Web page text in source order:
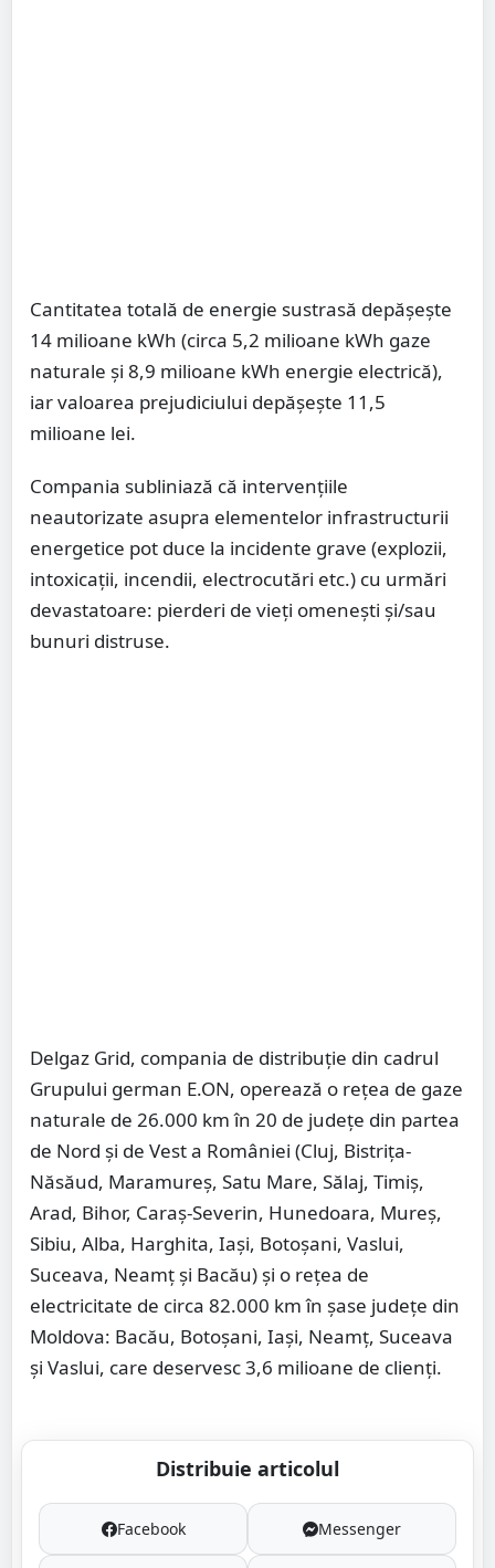
Cantitatea totală de energie sustrasă depăşeşte
14 milioane kWh (circa 5,2 milioane kWh gaze
naturale şi 8,9 milioane kWh energie electrică),
iar valoarea prejudiciului depăşeşte 11,5
milioane lei.
Compania subliniază că intervenţiile
neautorizate asupra elementelor infrastructurii
energetice pot duce la incidente grave (explozii,
intoxicaţii, incendii, electrocutări etc.) cu urmări
devastatoare: pierderi de vieţi omeneşti şi/sau
bunuri distruse.
Delgaz Grid, compania de distribuţie din cadrul
Grupului german E.ON, operează o reţea de gaze
naturale de 26.000 km în 20 de judeţe din partea
de Nord şi de Vest a României (Cluj, Bistriţa-
Năsăud, Maramureş, Satu Mare, Sălaj, Timiş,
Arad, Bihor, Caraş-Severin, Hunedoara, Mureş,
Sibiu, Alba, Harghita, Iaşi, Botoşani, Vaslui,
Suceava, Neamţ şi Bacău) şi o reţea de
electricitate de circa 82.000 km în şase judeţe din
Moldova: Bacău, Botoşani, Iaşi, Neamţ, Suceava
şi Vaslui, care deservesc 3,6 milioane de clienţi.
Distribuie articolul
Facebook Messenger